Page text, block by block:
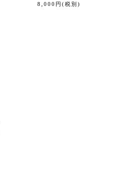
8,000 円 (税別)